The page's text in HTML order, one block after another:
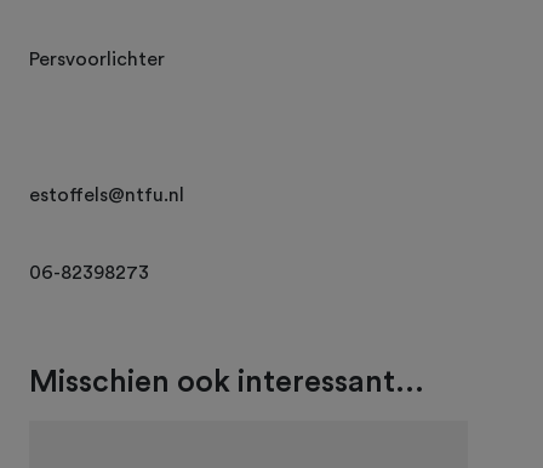
Persvoorlichter
estoffels@ntfu.nl
06-82398273
Misschien ook interessant...